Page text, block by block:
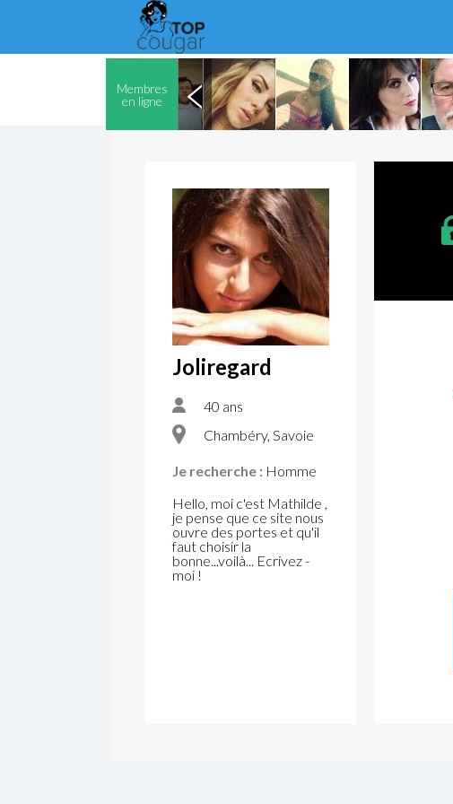
Membres
en ligne
Joliregard
40 ans
Chambéry, Savoie
Je recherche : Homme
Hello, moi c'est Mathilde ,
je pense que ce site nous
ouvre des portes et qu'il
faut choisir la
bonne...voilà... Ecrivez -
moi !